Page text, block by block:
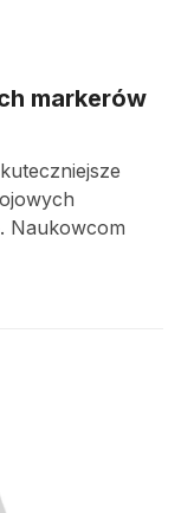
markerów
Naukowcom